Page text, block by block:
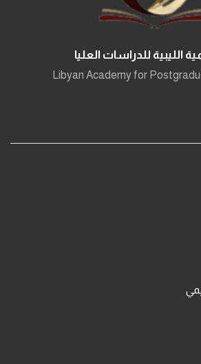
الليبية للدراسات العليا
Libyan Academy for